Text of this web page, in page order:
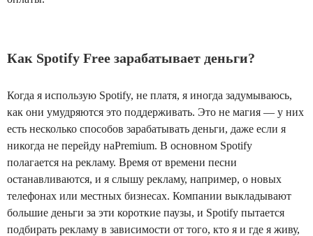
Как Spotify Free зарабатывает деньги?
Когда я использую Spotify, не платя, я иногда задумываюсь,
как они умудряются это поддерживать. Это не магия — у них
есть несколько способов зарабатывать деньги, даже если я
никогда не перейду наPremium. В основном Spotify
полагается на рекламу. Время от времени песни
останавливаются, и я слышу рекламу, например, о новых
телефонах или местных бизнесах. Компании выкладывают
большие деньги за эти короткие паузы, и Spotify пытается
подбирать рекламу в зависимости от того, кто я и где я живу,